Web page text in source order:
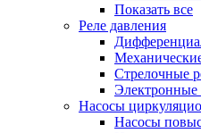
Показать все
Реле давления
Стрелочные
Электронные
Насосы
Насосы